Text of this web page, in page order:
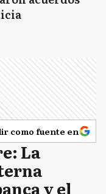
como fuente en
La
y el